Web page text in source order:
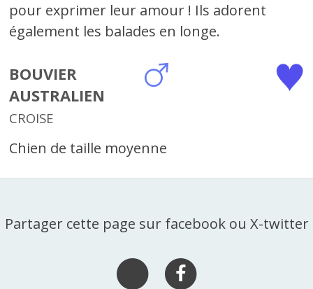
pour exprimer leur amour ! Ils adorent
également les balades en longe.
BOUVIER
AUSTRALIEN
CROISE
Chien de taille moyenne
Partager cette page sur facebook ou X-twitter